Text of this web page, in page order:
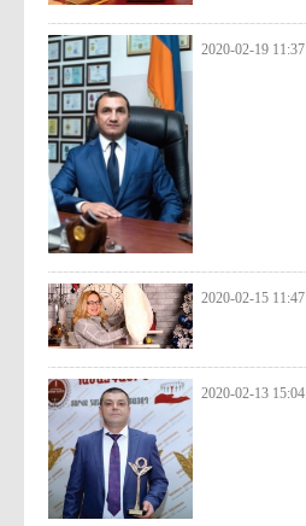
2020-02-19 11:37
2020-02-15 11:47
2020-02-13 15:04